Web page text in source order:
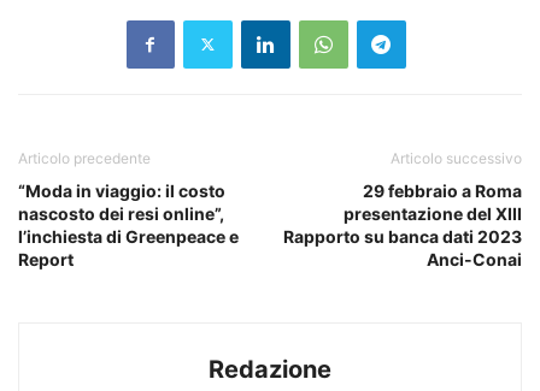
Articolo precedente
“Moda in viaggio: il costo
nascosto dei resi online”,
l’inchiesta di Greenpeace e
Report
Articolo successivo
29 febbraio a Roma
presentazione del XIII
Rapporto su banca dati 2023
Anci-Conai
Redazione